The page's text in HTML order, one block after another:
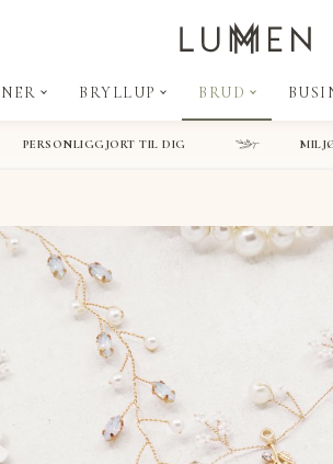
BRYLLUP BRUD
Graveret service
PERSONLIGGJORT TIL DIG